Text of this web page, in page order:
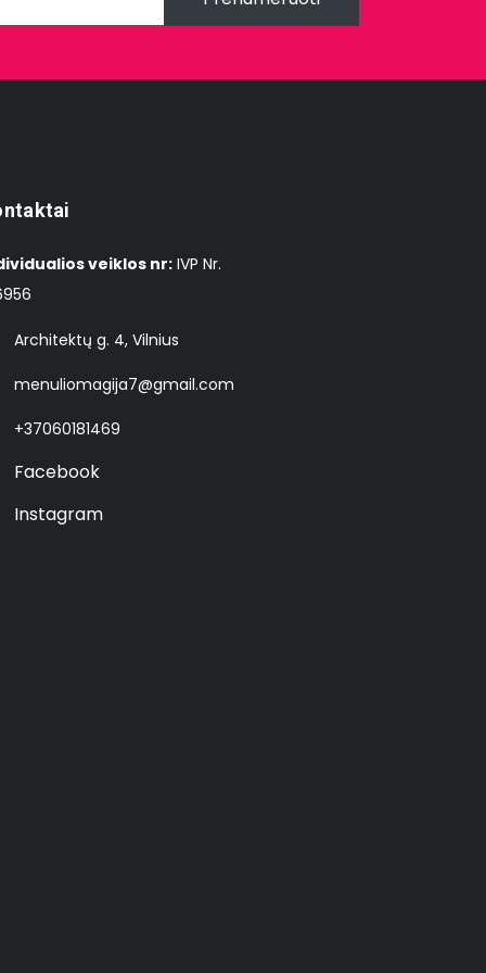
veiklos nr: IVP Nr.
Architektų g. 4, Vilnius
menuliomagija7@gmail.com
+37060181469
Facebook
Instagram